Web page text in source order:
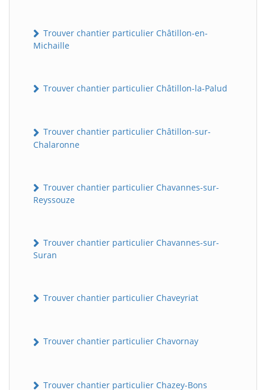
Trouver chantier particulier Châtillon-en-
Michaille
Trouver chantier particulier Châtillon-la-Palud
Trouver chantier particulier Châtillon-sur-
Chalaronne
Trouver chantier particulier Chavannes-sur-
Reyssouze
Trouver chantier particulier Chavannes-sur-
Suran
Trouver chantier particulier Chaveyriat
Trouver chantier particulier Chavornay
Trouver chantier particulier Chazey-Bons